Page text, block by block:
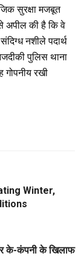
सुरक्षा मजबूत
अपील की है कि वे
नशीले पदार्थ
पुलिस थाना
गोपनीय रखी
Winter,
के-कंपनी के खिलाफ